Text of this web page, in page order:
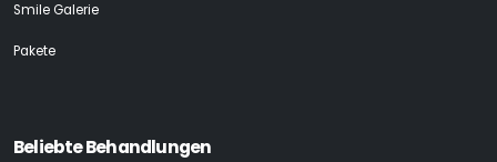
Smile Galerie
Pakete
Beliebte Behandlungen